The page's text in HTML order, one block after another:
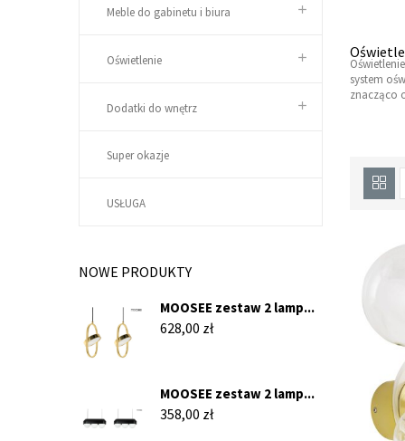
Meble do gabinetu i biura
Oświetlenie
Dodatki do wnętrz
Super okazje
USŁUGA
NOWE PRODUKTY
MOOSEE zestaw 2 lamp...
Cena
628,00 zł
MOOSEE zestaw 2 lamp...
Cena
358,00 zł
system
znacząco